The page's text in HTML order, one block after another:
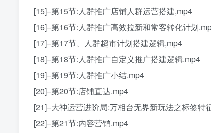
[15]–第15节:人群推广店铺人群运营搭建,mp4
[16]–第16节:人群推广高效拉新和常客转化计划
[17]–第17节、人群超市计划搭建逻辑,mp4
[18]–第18节:人群推广自定义推广搭建逻辑.mp4
[19]–第19节:人群推广小结.mp4
[20]–第20节:店铺直达.mp4
[21]–大神运营进阶局:万相台无界新玩法之标签特
[22]–第21节:内容营销.mp4